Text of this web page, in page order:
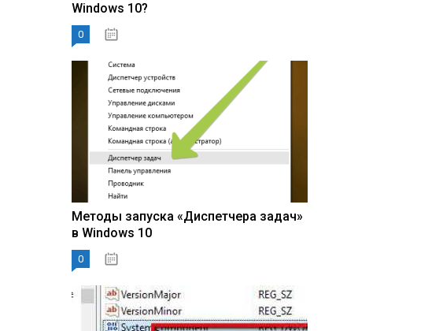
Windows 10?
0
Методы запуска «Диспетчера задач»
в Windows 10
0